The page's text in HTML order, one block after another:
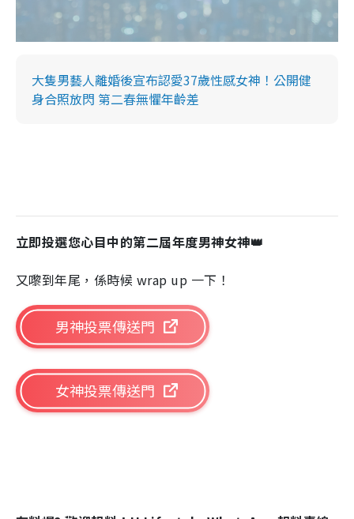
大隻男藝人離婚後宣布認愛37歲性感女神！公開健
身合照放閃 第二春無懼年齡差
立即投選您心目中的第二屆年度男神女神👑
又嚟到年尾，係時候 wrap up 一下！
男神投票傳送門
女神投票傳送門